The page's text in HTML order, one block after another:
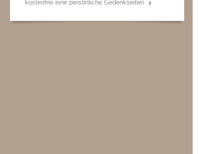
kostenfrei eine persönliche Gedenkseiten